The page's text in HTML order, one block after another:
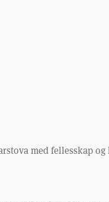
med fellesskap